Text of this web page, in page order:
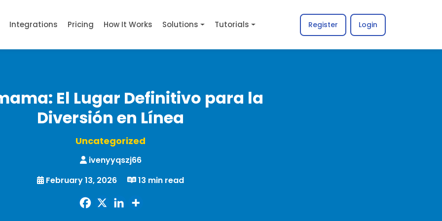
Integrations Pricing How It Works Solutions Tutorials Register Login
El Lugar Definitivo para la
Diversión en Línea
Uncategorized
ivenyyqszj66
February 13, 2026
13 min read